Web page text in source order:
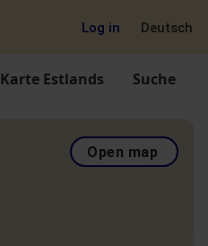
Log in Deutsch
Karte Estlands Suche
Open map